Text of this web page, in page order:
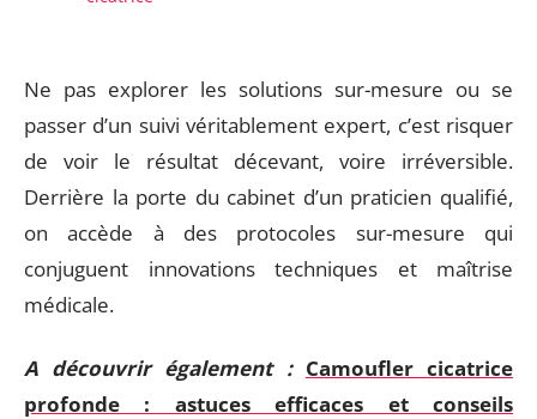
Ne pas explorer les solutions sur-mesure ou se
passer d’un suivi véritablement expert, c’est risquer
de voir le résultat décevant, voire irréversible.
Derrière la porte du cabinet d’un praticien qualifié,
on accède à des protocoles sur-mesure qui
conjuguent innovations techniques et maîtrise
médicale.
A découvrir également : Camoufler cicatrice
profonde : astuces efficaces et conseils